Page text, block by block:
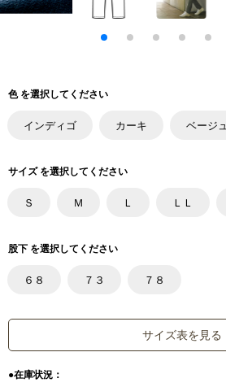
色 を選択してください
インディゴ カーキ ベージュ
サイズ を選択してください
Ｓ Ｍ Ｌ ＬＬ
股下 を選択してください
６８ ７３ ７８
サイズ表を見る
●在庫状況：